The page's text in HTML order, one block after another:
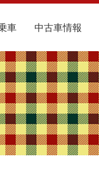
車 中古車情報